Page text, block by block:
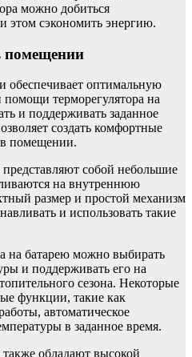
можно добиться
этом сэкономить энергию.
обеспечивает оптимальную
помощи терморегулятора на
и поддерживать заданное
создать комфортные
помещении.
собой небольшие
на внутреннюю
размер и простой механизм
и использовать такие
на батарею можно выбирать
и поддерживать его на
сезона. Некоторые
функции, такие как
автоматическое
в заданное время.
обладают высокой